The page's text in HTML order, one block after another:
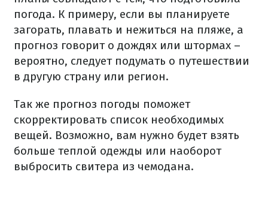
погода. К примеру, если вы планируете
загорать, плавать и нежиться на пляже, а
прогноз говорит о дождях или штормах –
вероятно, следует подумать о путешествии
в другую страну или регион.
Так же прогноз погоды поможет
скорректировать список необходимых
вещей. Возможно, вам нужно будет взять
больше теплой одежды или наоборот
выбросить свитера из чемодана.